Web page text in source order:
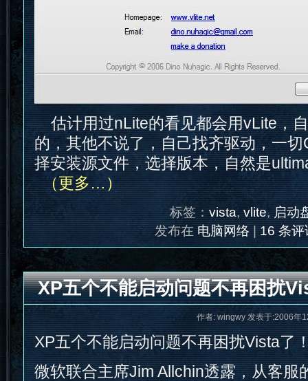
估计用过nLite的看见都会用vLite，
的，其他不说了，自己找齐驱动，一
择安装源文件，选择版本，自然是
（更多…）
标签：vista,vlite, 启动
发布在 电脑网络 | 16 条评
XP五个不能启动问题不再困扰
作者: wingwy 发表于:2006年
XP五个不能启动问题不再困扰Vista了
微软联合主席Jim Allchin透露，从客服